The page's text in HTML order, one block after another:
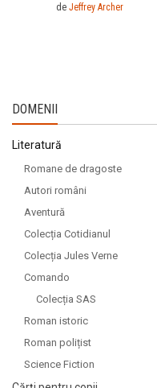
de Jeffrey Archer
DOMENII
Literatură
Romane de dragoste
Autori români
Aventură
Colecția Cotidianul
Colecția Jules Verne
Comando
Colecția SAS
Roman istoric
Roman polițist
Science Fiction